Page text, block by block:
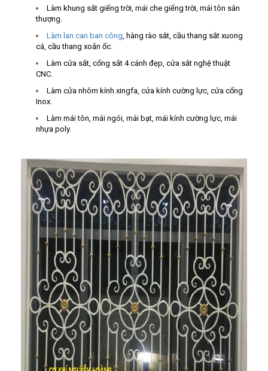
Làm khung sắt giếng trời, mái che giếng trời, mái tôn sân
thượng.
Làm lan can ban công , hàng rào sắt, cầu thang sắt xuong
cá, cầu thang xoắn ốc.
Làm cửa sắt, cổng sắt 4 cánh đẹp, cửa sắt nghệ thuật
CNC.
Làm cửa nhôm kính xingfa, cửa kính cường lực, cửa cổng
Inox.
Làm mái tôn, mái ngói, mái bạt, mái kính cường lực, mái
nhựa poly.